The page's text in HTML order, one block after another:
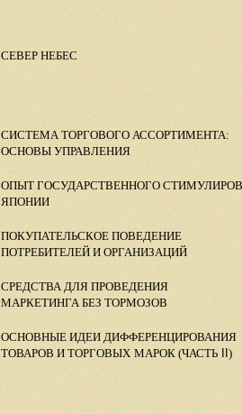
СЕВЕР НЕБЕС
СИСТЕМА ТОРГОВОГО АССОРТИМЕНТА:
ОСНОВЫ УПРАВЛЕНИЯ
ОПЫТ ГОСУДАРСТВЕННОГО
ЯПОНИИ
ПОКУПАТЕЛЬСКОЕ ПОВЕДЕНИЕ
ПОТРЕБИТЕЛЕЙ И ОРГАНИЗАЦИЙ
СРЕДСТВА ДЛЯ ПРОВЕДЕНИЯ
МАРКЕТИНГА БЕЗ ТОРМОЗОВ
ОСНОВНЫЕ ИДЕИ ДИФФЕРЕНЦИРОВАНИЯ
ТОВАРОВ И ТОРГОВЫХ МАРОК (ЧАСТЬ )